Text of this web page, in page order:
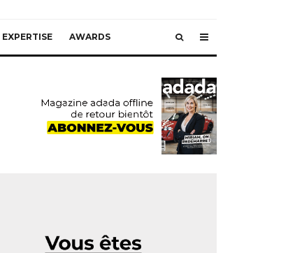
EXPERTISE AWARDS